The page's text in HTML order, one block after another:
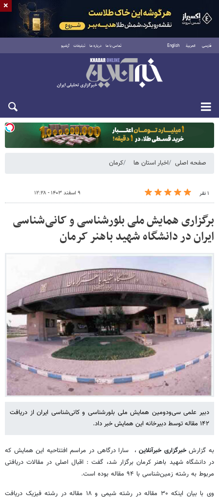
فارسی العربية English تماس با ما درباره ما تبلیغات آرشیو
یکشنبه ۱۸ مرداد ۱۴۰۵
صفحه اصلی اخبار استان ها کرمان
۱ نفر ۹ اسفند ۱۴۰۳ - ۱۲:۲۸
برگزاری همایش ملی بلورشناسی و کانی‌شناسی
ایران در دانشگاه شهید باهنر کرمان
دبیر علمی سی‌ودومین همایش ملی بلورشناسی و کانی‌شناسی ایران از دریافت
۱۴۲ مقاله توسط دبیرخانه این همایش خبر داد.
به گزارشخبرگزاری خبرآنلاین، سارا درگاهی در مراسم افتتاحیه این همایش که
در دانشگاه شهید باهنر کرمان برگزار شد، گفت : اقبال اصلی در مقالات دریافتی
مربوط به رشته زمین‌شناسی با ۹۴ مقاله بوده است.
وی با بیان اینکه ۳۰ مقاله در رشته شیمی و ۱۸ مقاله در رشته فیزیک دریافت
×